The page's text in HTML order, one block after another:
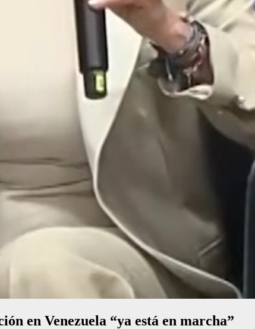
en Venezuela “ya está en marcha”